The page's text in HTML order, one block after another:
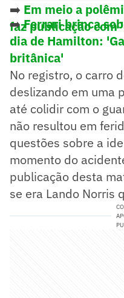
➡️ Em meio a
faz publicação com
➡️Ferrari brinca
dia de Hamilton:
britânica'
No registro, o carro
deslizando em uma
até colidir com o
não resultou em
questões sobre a
momento do
publicação desta
se era Lando Norris